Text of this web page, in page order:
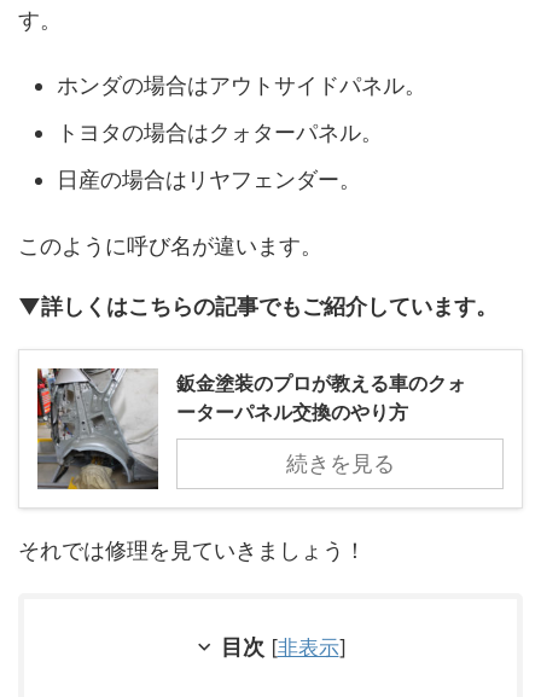
す。
ホンダの場合はアウトサイドパネル。
トヨタの場合はクォターパネル。
日産の場合はリヤフェンダー。
このように呼び名が違います。
▼詳しくはこちらの記事でもご紹介しています。
鈑金塗装のプロが教える車のクォ
ーターパネル交換のやり方
続きを見る
それでは修理を見ていきましょう！
目次 [非表示]